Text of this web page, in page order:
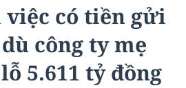
việc có tiền gửi
công ty mẹ
5.611 tỷ đồng